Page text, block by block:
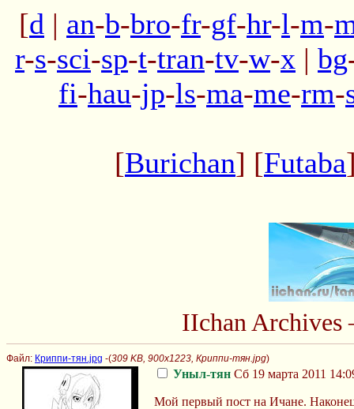
[d | an-b-bro-fr-gf-hr-l-m-
r-s-sci-sp-t-tran-tv-w-x | bg
fi-hau-jp-ls-ma-me-rm-
[Burichan] [Futaba
IIchan
Файл: Криппи-тян.jpg -(309 KB, 900x1223, Криппи-тян.jpg)
Уныл-тян Сб 19 марта 2011
Мой первый пост на Ичане.